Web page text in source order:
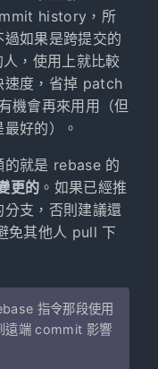
history，所
如果是跨提交的
，使用上就比較
速度，省掉 patch
機會再來用用（但
好的）。
的就是 rebase 的
更的 。如果已經推
支，否則建議還
免其他人 pull 下
指令那段使用
遠端 commit 影響